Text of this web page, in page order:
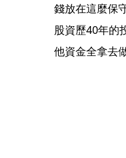
錢放在這麼保
股資歷40年的
他資金全拿去